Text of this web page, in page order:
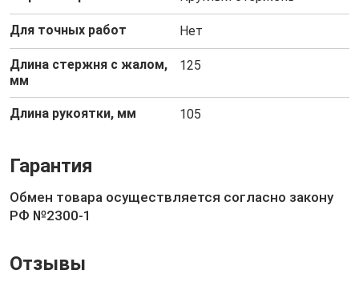
Для точных работ Нет
Длина стержня с жалом,
мм
125
Длина рукоятки, мм 105
Гарантия
Обмен товара осуществляется согласно закону
РФ №2300-1
Отзывы